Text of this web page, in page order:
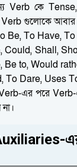
Verb কে
Verb গুলোকে আবার
Be, To Have,
Could, Shall,
Be to, Would
To Dare, Uses
এর পরে